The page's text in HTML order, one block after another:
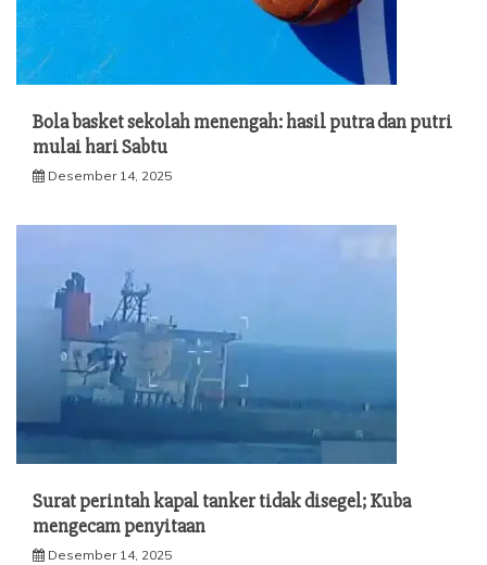
Bola basket sekolah menengah: hasil putra dan putri
mulai hari Sabtu
Desember 14, 2025
Surat perintah kapal tanker tidak disegel; Kuba
mengecam penyitaan
Desember 14, 2025